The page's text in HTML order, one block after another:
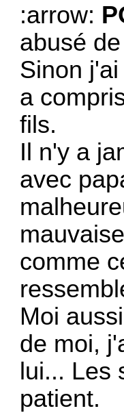
:arrow:
abusé
Sinon
a
fils.
Il n'y a
avec
comme
Moi
de moi,
lui... Les
patient.